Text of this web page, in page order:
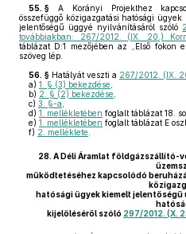
55. § A Korányi Projekthez
összefüggő közigazgatási hatósági
jelentőségű üggyé nyilvánításáról szóló
továbbiakban: 267/2012. (IX. 20.)
táblázat D:1 mezőjében az „Első fokon
szöveg lép.
56. § Hatályát veszti a 267/2012. (IX.
a) 1. § (3) bekezdése
b) 2. § (2) bekezdése
c) 3. §-a
d) 1. mellékletében foglalt táblázat 18.
e) 1. mellékletében foglalt táblázat E
f) 2. melléklete
28. A Déli Áramlat földgázszállító-
működtetéséhez kapcsolódó
hatósági ügyek kiemelt jelentőségű
kijelöléséről szóló 297/2012. (X.